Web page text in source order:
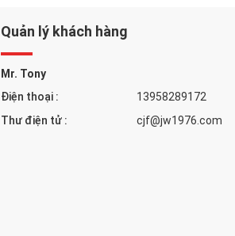
Quản lý khách hàng
Mr. Tony
Điện thoại :
13958289172
Thư điện tử :
cjf@jw1976.com